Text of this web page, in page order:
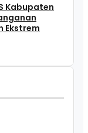
Kabupaten
Ekstrem